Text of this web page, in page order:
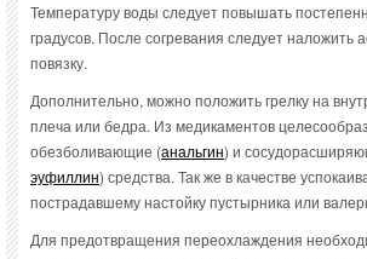
Температуру воды следует повышать
градусов. После согревания следует наложить
повязку.
Дополнительно, можно положить грелку на
плеча или бедра. Из медикаментов
обезболивающие (анальгин) и
эуфиллин) средства. Так же в качестве
пострадавшему настойку пустырника или
Для предотвращения переохлаждения